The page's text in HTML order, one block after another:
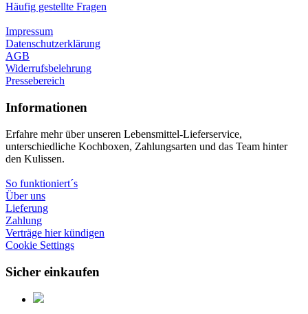
Häufig gestellte Fragen
Impressum
Datenschutzerklärung
AGB
Widerrufsbelehrung
Pressebereich
Informationen
Erfahre mehr über unseren Lebensmittel-Lieferservice,
unterschiedliche Kochboxen, Zahlungsarten und das Team hinter
den Kulissen.
So funktioniert´s
Über uns
Lieferung
Zahlung
Verträge hier kündigen
Cookie Settings
Sicher einkaufen